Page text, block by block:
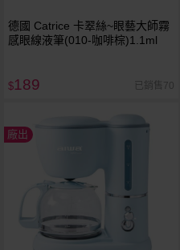
德國 Catrice 卡翠絲~眼藝大師霧
感眼線液筆(010-咖啡棕)1.1ml
$189 已銷售70
廠出